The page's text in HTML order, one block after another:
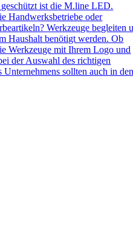
ist die M.line LED.
Handwerksbetriebe oder
Werkzeuge begleiten
Haushalt benötigt werden. Ob
Werkzeuge mit Ihrem Logo und
der Auswahl des richtigen
sollten auch in